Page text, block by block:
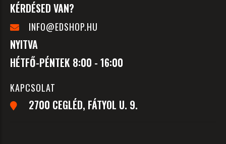
KÉRDÉSED VAN?
INFO@EDSHOP.HU
NYITVA
HÉTFŐ-PÉNTEK 8:00 - 16:00
KAPCSOLAT
2700 CEGLÉD, FÁTYOL U. 9.